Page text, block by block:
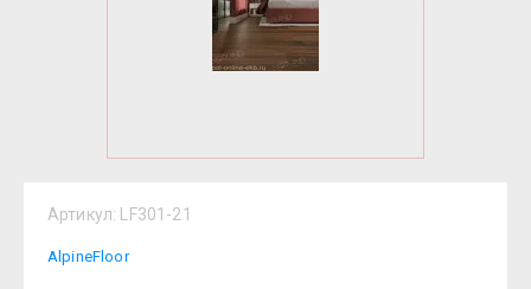
Артикул: LF301-21
AlpineFloor